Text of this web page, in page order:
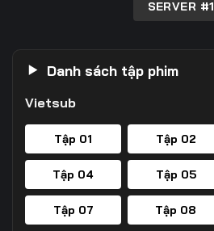
SERVER #1
Danh sách tập phim
Vietsub
Tập 01 Tập 02
Tập 04 Tập 05
Tập 07 Tập 08